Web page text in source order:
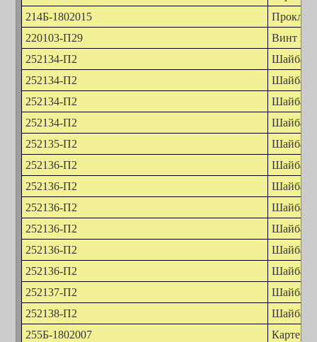
214Б-1802015
220103-П29
Винт
252134-П2
Шайба 6
252134-П2
Шайба 6
252134-П2
Шайба 6
252134-П2
Шайба 6
252135-П2
Шайба 8
252136-П2
Шайба
252136-П2
Шайба
252136-П2
Шайба
252136-П2
Шайба
252136-П2
Шайба
252136-П2
Шайба
252137-П2
Шайба
252138-П2
Шайба
255Б-1802007
Картер